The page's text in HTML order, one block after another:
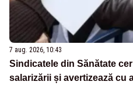
7 aug. 2026, 10:43
Sindicatele din Sănătate
salarizării și avertizează cu